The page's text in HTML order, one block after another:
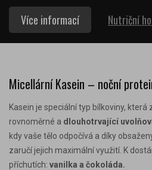
Více informací Nutriční
Micellární Kasein – noční
Kasein je speciální typ bílkoviny, která
rovnoměrné a dlouhotrvající
kdy vaše tělo odpočívá a díky
zaručí jejich maximální využití. K
příchutích: vanilka a čokoláda.